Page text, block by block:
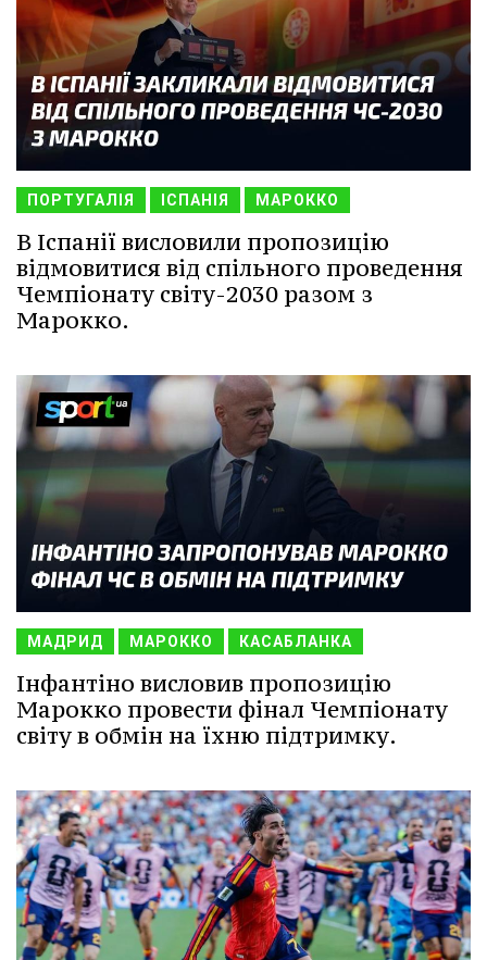
ПОРТУГАЛІЯ ІСПАНІЯ МАРОККО
В Іспанії висловили пропозицію
відмовитися від спільного проведення
Чемпіонату світу-2030 разом з
Марокко.
МАДРИД МАРОККО КАСАБЛАНКА
Інфантіно висловив пропозицію
Марокко провести фінал Чемпіонату
світу в обмін на їхню підтримку.